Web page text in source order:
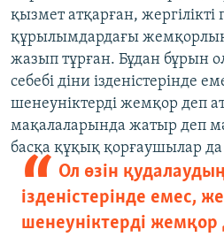
қызмет атқарған, жергілікті
құрылымдардағы
жазып тұрған. Бұдан бұрын
себебі діни ізденістерінде
шенеуніктерді жемқор деп
мақалаларында жатыр деп
басқа құқық қорғаушылар
Ол өзін
ізденістерінде емес,
шенеуніктерді жемқор